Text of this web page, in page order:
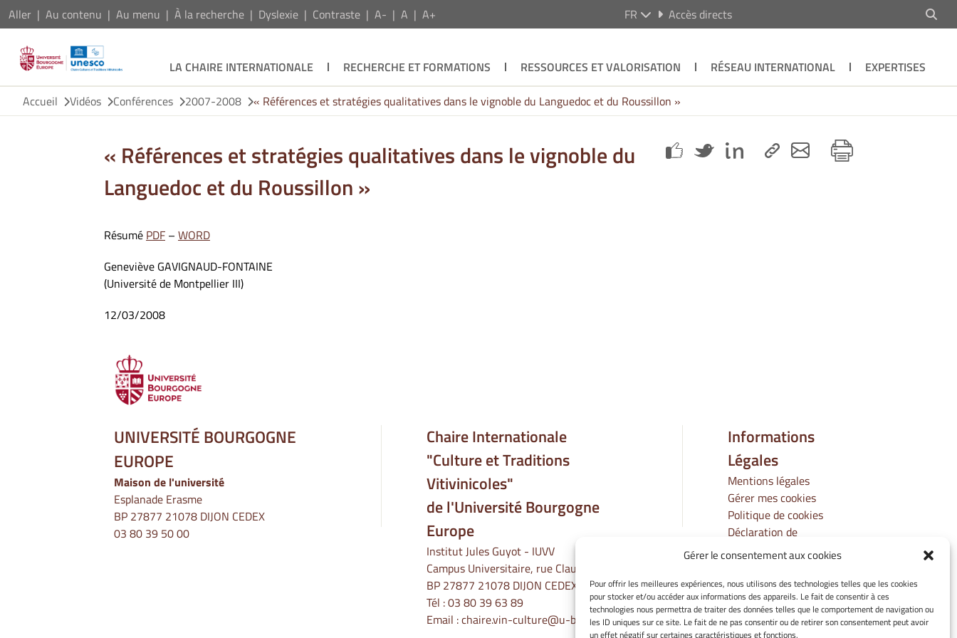
Gérer le consentement aux cookies
Pour offrir les meilleures expériences, nous utilisons des technologies telles que les cookies
pour stocker et/ou accéder aux informations des appareils. Le fait de consentir à ces
technologies nous permettra de traiter des données telles que le comportement de navigation ou
les ID uniques sur ce site. Le fait de ne pas consentir ou de retirer son consentement peut avoir
un effet négatif sur certaines caractéristiques et fonctions.
Aller Au contenu Au menu À la recherche Dyslexie Contraste A- A A+ FR Accès directs
LA CHAIRE INTERNATIONALE RECHERCHE ET FORMATIONS RESSOURCES ET VALORISATION RÉSEAU INTERNATIONAL
EXPERTISES
Accueil
Vidéos Conférences 2007-2008 « Références et stratégies qualitatives dans le vignoble du Languedoc et du Roussillon »
« Références et stratégies qualitatives dans le vignoble du
Languedoc et du Roussillon »
Résumé PDF – WORD
Geneviève GAVIGNAUD-FONTAINE
(Université de Montpellier III)
12/03/2008
UNIVERSITÉ BOURGOGNE
EUROPE
Maison de l'université
Esplanade Erasme
BP 27877 21078 DIJON CEDEX
03 80 39 50 00
Chaire Internationale
"Culture et Traditions
Vitivinicoles"
de l'Université Bourgogne
Europe
Institut Jules Guyot - IUVV
Campus Universitaire, rue Claude Ladrey
BP 27877 21078 DIJON CEDEX
Tél :03 80 39 63 89
Email :chaire.vin-culture@u-bourgogne.fr
Informations
Légales
Mentions légales
Gérer mes cookies
Politique de cookies
Déclaration de
confidentialité